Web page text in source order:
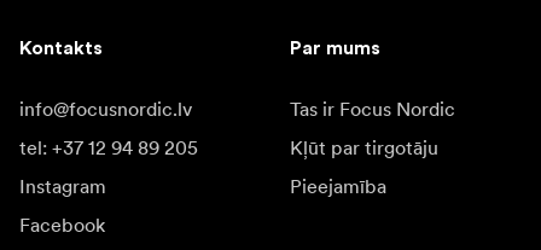
Kontakts
info@focusnordic.lv
tel: +37 12 94 89 205
Instagram
Facebook
Par mums
Tas ir Focus Nordic
Kļūt par tirgotāju
Pieejamība